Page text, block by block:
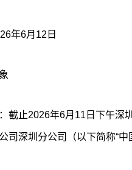
年6月12日
截止2026年6月11日下午深
司深圳分公司（以下简称“